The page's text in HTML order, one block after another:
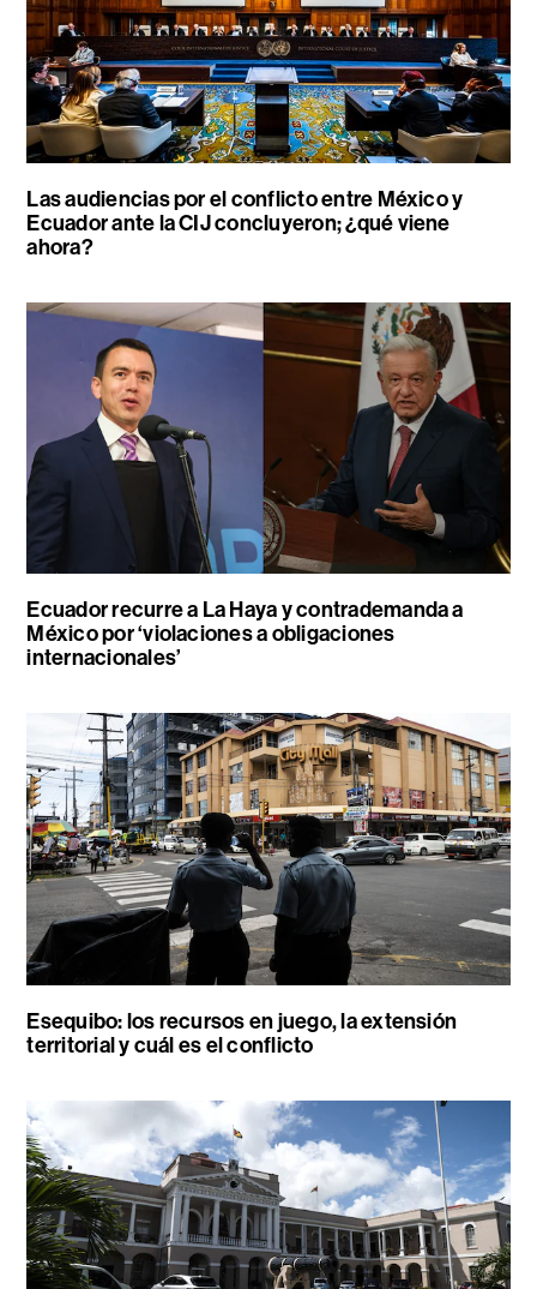
Las audiencias por el conflicto entre México y
Ecuador ante la CIJ concluyeron; ¿qué viene
ahora?
Ecuador recurre a La Haya y contrademanda a
México por ‘violaciones a obligaciones
internacionales’
Esequibo: los recursos en juego, la extensión
territorial y cuál es el conflicto